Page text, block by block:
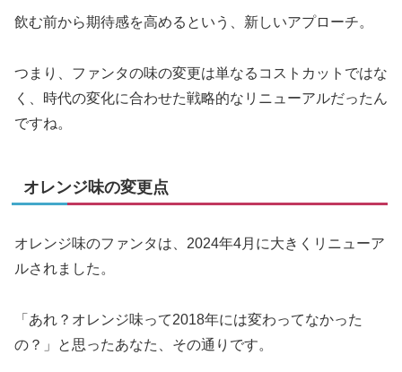
飲む前から期待感を高めるという、新しいアプローチ。
つまり、ファンタの味の変更は単なるコストカットではな
く、時代の変化に合わせた戦略的なリニューアルだったん
ですね。
オレンジ味の変更点
オレンジ味のファンタは、2024年4月に大きくリニューア
ルされました。
「あれ？オレンジ味って2018年には変わってなかった
の？」と思ったあなた、その通りです。